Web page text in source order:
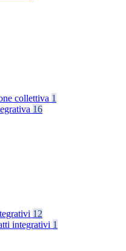
collettiva 1
16
12
integrativi 1